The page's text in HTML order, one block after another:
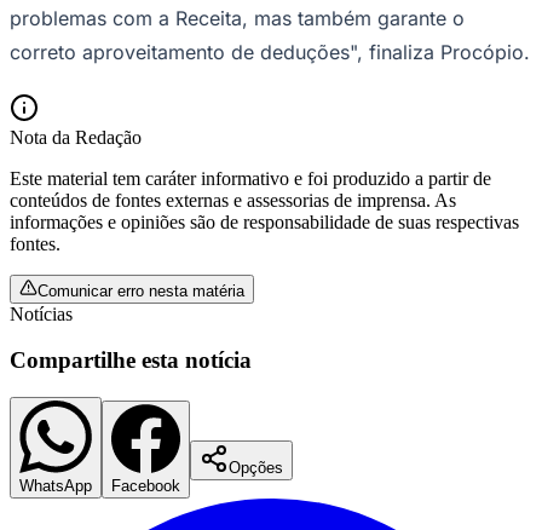
Botafogo
problemas com a Receita, mas também garante o
correto aproveitamento de deduções", finaliza Procópio.
Nota da Redação
Este material tem caráter informativo e foi produzido a partir de
conteúdos de fontes externas e assessorias de imprensa. As
informações e opiniões são de responsabilidade de suas respectivas
fontes.
Comunicar erro nesta matéria
Notícias
Compartilhe esta notícia
WhatsApp Facebook
Opções